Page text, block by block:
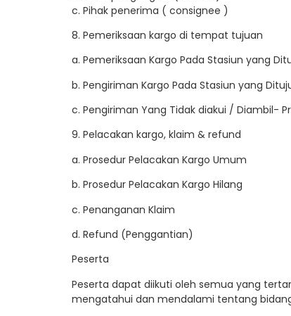
c. Pihak penerima ( consignee )
8. Pemeriksaan kargo di tempat tujuan
a. Pemeriksaan Kargo Pada Stasiun yang
b. Pengiriman Kargo Pada Stasiun yang
c. Pengiriman Yang Tidak diakui / Diambil-
9. Pelacakan kargo, klaim & refund
a. Prosedur Pelacakan Kargo Umum
b. Prosedur Pelacakan Kargo Hilang
c. Penanganan Klaim
d. Refund (Penggantian)
Peserta
Peserta dapat diikuti oleh semua yang
mengatahui dan mendalami tentang